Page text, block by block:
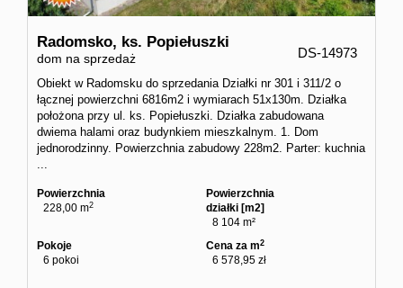
Radomsko, ks. Popiełuszki
dom na sprzedaż DS-14973
Obiekt w Radomsku do sprzedania Działki nr 301 i 311/2 o
łącznej powierzchni 6816m2 i wymiarach 51x130m. Działka
położona przy ul. ks. Popiełuszki. Działka zabudowana
dwiema halami oraz budynkiem mieszkalnym. 1. Dom
jednorodzinny. Powierzchnia zabudowy 228m2. Parter: kuchnia
...
Powierzchnia
228,00 m2
Powierzchnia
działki [m2]
8 104 m²
Pokoje
6 pokoi
Cena za m2
6 578,95 zł